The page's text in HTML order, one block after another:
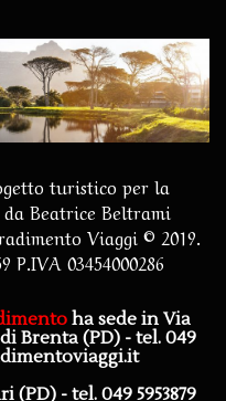
turistico per la
Beatrice Beltrami
Viaggi © 2019.
P.IVA 03454000286
ha sede in Via
Brenta (PD) - tel. 049
- tel. 049 5953879